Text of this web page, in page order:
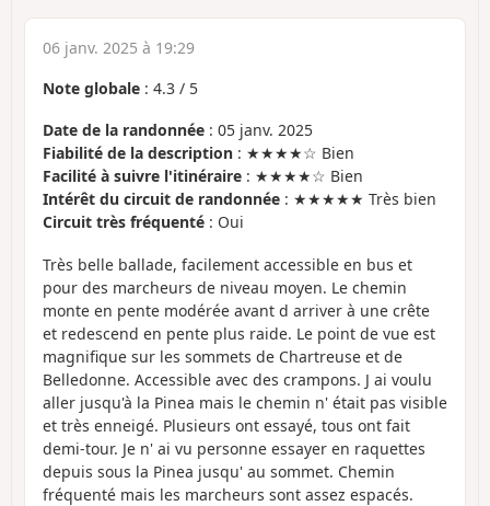
06 janv. 2025 à 19:29
Note globale : 4.3 / 5
Date de la randonnée : 05 janv. 2025
Fiabilité de la description : ★★★★☆ Bien
Facilité à suivre l'itinéraire : ★★★★☆ Bien
Intérêt du circuit de randonnée : ★★★★★ Très bien
Circuit très fréquenté : Oui
Très belle ballade, facilement accessible en bus et
pour des marcheurs de niveau moyen. Le chemin
monte en pente modérée avant d arriver à une crête
et redescend en pente plus raide. Le point de vue est
magnifique sur les sommets de Chartreuse et de
Belledonne. Accessible avec des crampons. J ai voulu
aller jusqu'à la Pinea mais le chemin n' était pas visible
et très enneigé. Plusieurs ont essayé, tous ont fait
demi-tour. Je n' ai vu personne essayer en raquettes
depuis sous la Pinea jusqu' au sommet. Chemin
fréquenté mais les marcheurs sont assez espacés.